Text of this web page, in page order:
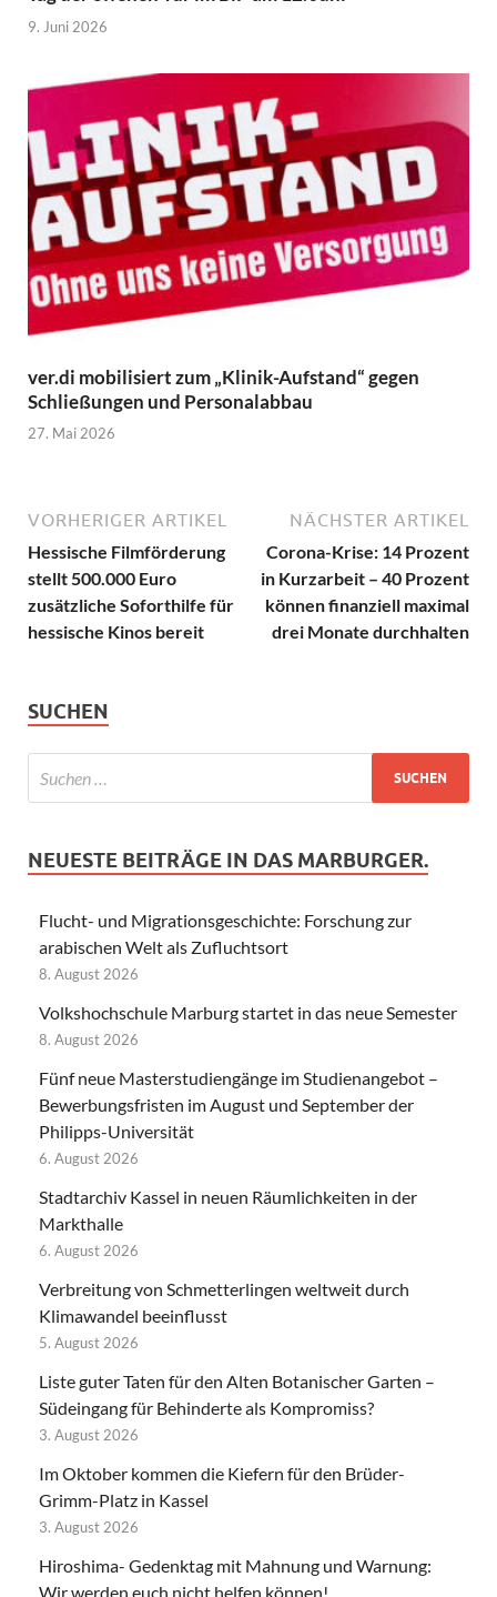
9. Juni 2026
ver.di mobilisiert zum „Klinik-Aufstand“ gegen
Schließungen und Personalabbau
27. Mai 2026
VORHERIGER ARTIKEL
Hessische Filmförderung
stellt 500.000 Euro
zusätzliche Soforthilfe für
hessische Kinos bereit
NÄCHSTER ARTIKEL
Corona-Krise: 14 Prozent
in Kurzarbeit – 40 Prozent
können finanziell maximal
drei Monate durchhalten
SUCHEN
NEUESTE BEITRÄGE IN DAS MARBURGER.
Flucht- und Migrationsgeschichte: Forschung zur
arabischen Welt als Zufluchtsort
8. August 2026
Volkshochschule Marburg startet in das neue Semester
8. August 2026
Fünf neue Masterstudiengänge im Studienangebot –
Bewerbungsfristen im August und September der
Philipps-Universität
6. August 2026
Stadtarchiv Kassel in neuen Räumlichkeiten in der
Markthalle
6. August 2026
Verbreitung von Schmetterlingen weltweit durch
Klimawandel beeinflusst
5. August 2026
Liste guter Taten für den Alten Botanischer Garten –
Südeingang für Behinderte als Kompromiss?
3. August 2026
Im Oktober kommen die Kiefern für den Brüder-
Grimm-Platz in Kassel
3. August 2026
Hiroshima- Gedenktag mit Mahnung und Warnung:
Wir werden euch nicht helfen können!